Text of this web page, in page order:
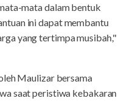
mata dalam bentuk
ini dapat membantu
yang tertimpa musibah,"
Maulizar bersama
saat peristiwa kebakaran